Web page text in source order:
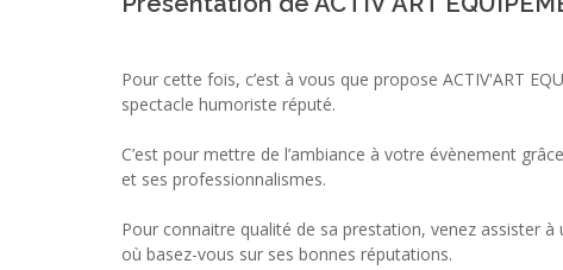
Pour cette fois, c’est à vous que propose ACTIV'ART
spectacle humoriste réputé.
C’est pour mettre de l’ambiance à votre évènement
et ses professionnalismes.
Pour connaitre qualité de sa prestation, venez assister à
où basez-vous sur ses bonnes réputations.